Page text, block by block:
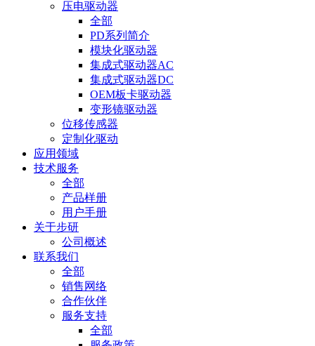
压电驱动器
全部
PD系列简介
模块化驱动器
集成式驱动器AC
集成式驱动器DC
OEM板卡驱动器
变形镜驱动器
位移传感器
定制化驱动
应用领域
技术服务
全部
产品样册
用户手册
关于步研
公司概述
联系我们
全部
销售网络
合作伙伴
服务支持
全部